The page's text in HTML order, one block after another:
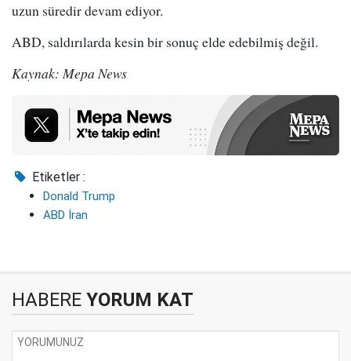
uzun süredir devam ediyor.
ABD, saldırılarda kesin bir sonuç elde edebilmiş değil.
Kaynak: Mepa News
Etiketler :
Donald Trump
ABD İran
HABERE YORUM KAT